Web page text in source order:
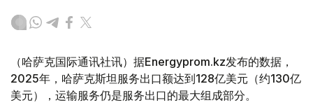
（哈萨克国际通讯社讯）据Energyprom.kz发布的数据，
2025年，哈萨克斯坦服务出口额达到128亿美元（约130亿
美元），运输服务仍是服务出口的最大组成部分。